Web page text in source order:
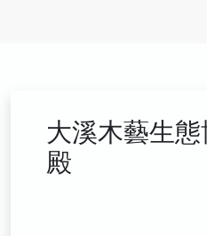
大溪木藝生
殿